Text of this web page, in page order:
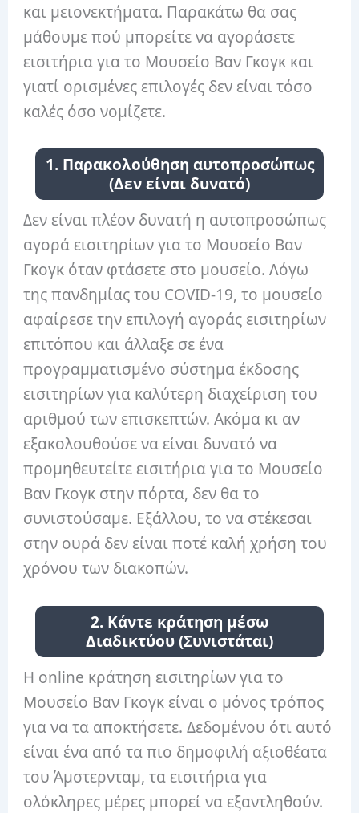
και μειονεκτήματα. Παρακάτω θα σας
μάθουμε πού μπορείτε να αγοράσετε
εισιτήρια για το Μουσείο Βαν Γκογκ και
γιατί ορισμένες επιλογές δεν είναι τόσο
καλές όσο νομίζετε.
1. Παρακολούθηση αυτοπροσώπως
(Δεν είναι δυνατό)
Δεν είναι πλέον δυνατή η αυτοπροσώπως
αγορά εισιτηρίων για το Μουσείο Βαν
Γκογκ όταν φτάσετε στο μουσείο. Λόγω
της πανδημίας του COVID-19, το μουσείο
αφαίρεσε την επιλογή αγοράς εισιτηρίων
επιτόπου και άλλαξε σε ένα
προγραμματισμένο σύστημα έκδοσης
εισιτηρίων για καλύτερη διαχείριση του
αριθμού των επισκεπτών. Ακόμα κι αν
εξακολουθούσε να είναι δυνατό να
προμηθευτείτε εισιτήρια για το Μουσείο
Βαν Γκογκ στην πόρτα, δεν θα το
συνιστούσαμε. Εξάλλου, το να στέκεσαι
στην ουρά δεν είναι ποτέ καλή χρήση του
χρόνου των διακοπών.
2. Κάντε κράτηση μέσω
Διαδικτύου (Συνιστάται)
Η online κράτηση εισιτηρίων για το
Μουσείο Βαν Γκογκ είναι ο μόνος τρόπος
για να τα αποκτήσετε. Δεδομένου ότι αυτό
είναι ένα από τα πιο δημοφιλή αξιοθέατα
του Άμστερνταμ, τα εισιτήρια για
ολόκληρες μέρες μπορεί να εξαντληθούν.